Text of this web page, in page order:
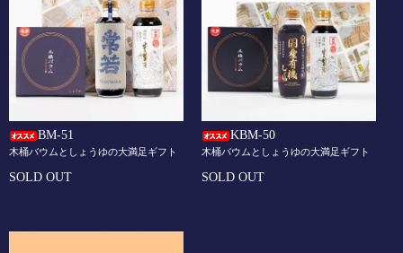
BM-51
木桶バウムとしょうゆの大満足ギフト
SOLD OUT
KBM-50
木桶バウムとしょうゆの大満足ギフト
SOLD OUT